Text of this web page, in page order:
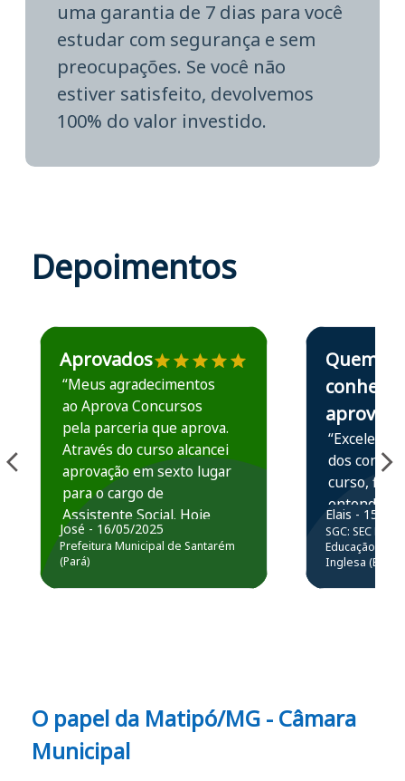
uma garantia de 7 dias para você
estudar com segurança e sem
preocupações. Se você não
estiver satisfeito, devolvemos
100% do valor investido.
Depoimentos
Estudante José recomenda o Aprova Concursos em
Aprovados
“Meus agradecimentos
ao Aprova Concursos
pela parceria que aprova.
Através do curso alcancei
aprovação em sexto lugar
para o cargo de
Assistente Social. Hoje
estou atuando na
Prefeitura de Santarém.
José - 16/05/2025
Prefeitura Municipal de Santarém
(Pará)
Estudante Elais
Quem
conhece,
aprova
“Excelente
dos
curso,
entender e
prática
resolução
questões.”
Elais - 15/07/
SGC: SEC BA
Educação
Inglesa (Edital
O papel da Matipó/MG - Câmara
Municipal